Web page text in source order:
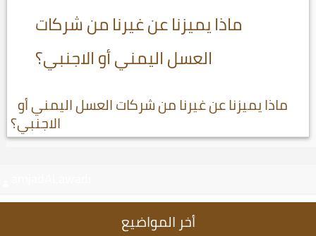
ماذا يميزنا عن غيرنا من شركات
العسل اليمني أو الاجنبي؟
ماذا يميزنا عن غيرنا من شركات العسل اليمني أو
الاجنبي؟
أخر المواضيع